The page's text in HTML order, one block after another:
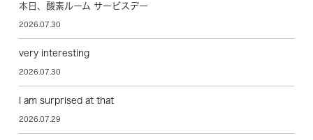
本日、酸素ルーム サービスデー
2026.07.30
very interesting
2026.07.30
I am surprised at that
2026.07.29